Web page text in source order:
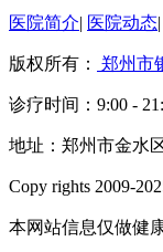
医院简介| 医院动态|
版权所有： 郑州市
诊疗时间：9:00 -
地址：郑州市金水
Copy rights 2009-
本网站信息仅做健